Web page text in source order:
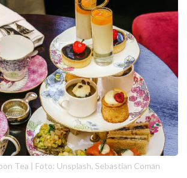
Tea | Foto: Unsplash, Sebastian Coman